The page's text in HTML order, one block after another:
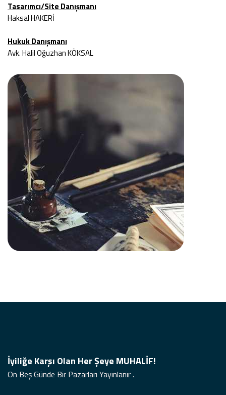
Tasarımcı/Site Danışmanı
Haksal HAKERİ
Hukuk Danışmanı
Avk. Halil Oğuzhan KÖKSAL
İyiliğe Karşı Olan Her Şeye MUHALİF!
On Beş Günde Bir Pazarları Yayınlanır .